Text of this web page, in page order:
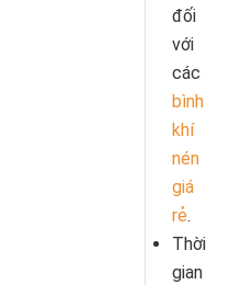
đối
với
các
bình
khí
nén
giá
rẻ.
Thời
gian